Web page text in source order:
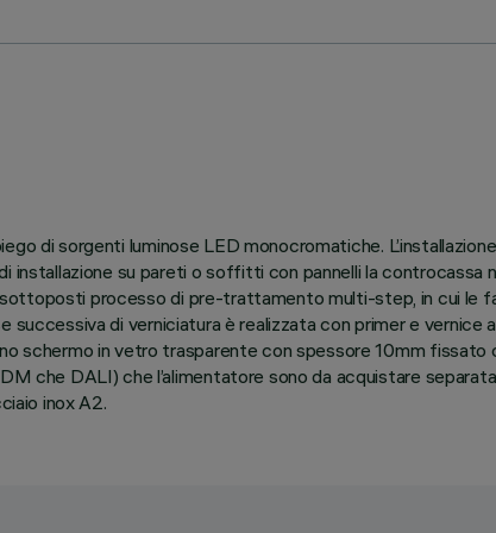
di sorgenti luminose LED monocromatiche.
installazione su pareti o soffitti con pannelli la
sottoposti processo di pre-trattamento multi-step, in cui
di verniciatura è realizzata con primer e vernice
schermo in vetro trasparente con spessore 10mm
che DALI) che l’alimentatore sono da acquistare
inox A2.